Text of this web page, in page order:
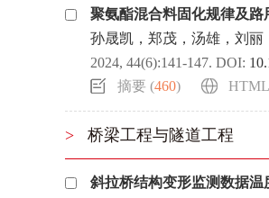
聚氨酯混合料固化规律及路
孙晟凯，郑茂，汤雄，刘丽
2024, 44(6):141-147. DOI:
摘要 (460)
> 桥梁工程与隧道工程
斜拉桥结构变形监测数据温